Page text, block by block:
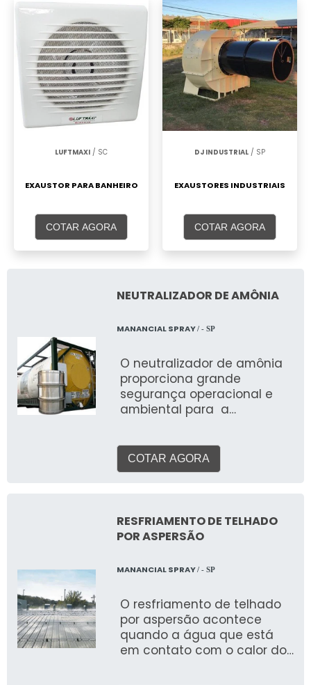
LUFTMAXI / SC
EXAUSTOR PARA BANHEIRO
COTAR AGORA
DJ INDUSTRIAL / SP
EXAUSTORES INDUSTRIAIS
COTAR AGORA
NEUTRALIZADOR DE AMÔNIA
MANANCIAL SPRAY/ - SP
O neutralizador de amônia
proporciona grande
segurança operacional e
ambiental para a
ou perigosos. Logo, esse
sistema pode estar
Informações relevantes do
sistema O sistema ainda é
de gases. O uso acontece
vazamento de gases
tóxicos, como o gás cloro
utilizado no tratamento de
água. Além disso esse tipo
COTAR AGORA
RESFRIAMENTO DE TELHADO
POR ASPERSÃO
MANANCIAL SPRAY/ - SP
O resfriamento de telhado
por aspersão acontece
quando a água que está
em contato com o calor do